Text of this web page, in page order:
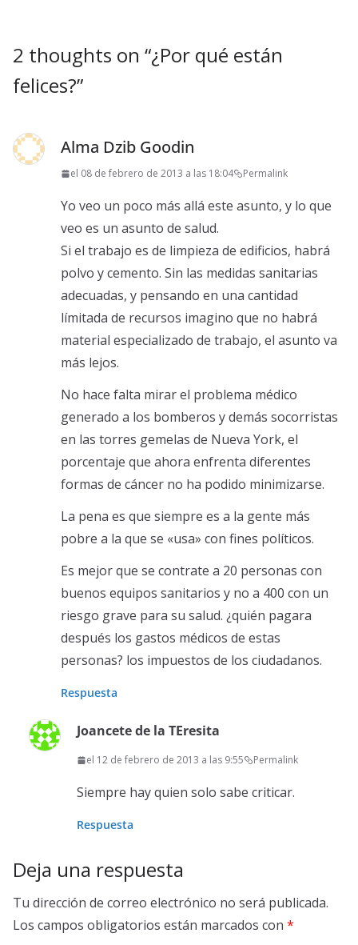
2 thoughts on “¿Por qué están
felices?”
Alma Dzib Goodin
el 08 de febrero de 2013 a las 18:04 Permalink
Yo veo un poco más allá este asunto, y lo que
veo es un asunto de salud.
Si el trabajo es de limpieza de edificios, habrá
polvo y cemento. Sin las medidas sanitarias
adecuadas, y pensando en una cantidad
límitada de recursos imagino que no habrá
material especializado de trabajo, el asunto va
más lejos.
No hace falta mirar el problema médico
generado a los bomberos y demás socorristas
en las torres gemelas de Nueva York, el
porcentaje que ahora enfrenta diferentes
formas de cáncer no ha podido minimizarse.
La pena es que siempre es a la gente más
pobre a la que se «usa» con fines políticos.
Es mejor que se contrate a 20 personas con
buenos equipos sanitarios y no a 400 con un
riesgo grave para su salud. ¿quién pagara
después los gastos médicos de estas
personas? los impuestos de los ciudadanos.
Respuesta
Joancete de la TEresita
el 12 de febrero de 2013 a las 9:55 Permalink
Siempre hay quien solo sabe criticar.
Respuesta
Deja una respuesta
Tu dirección de correo electrónico no será publicada.
Los campos obligatorios están marcados con *